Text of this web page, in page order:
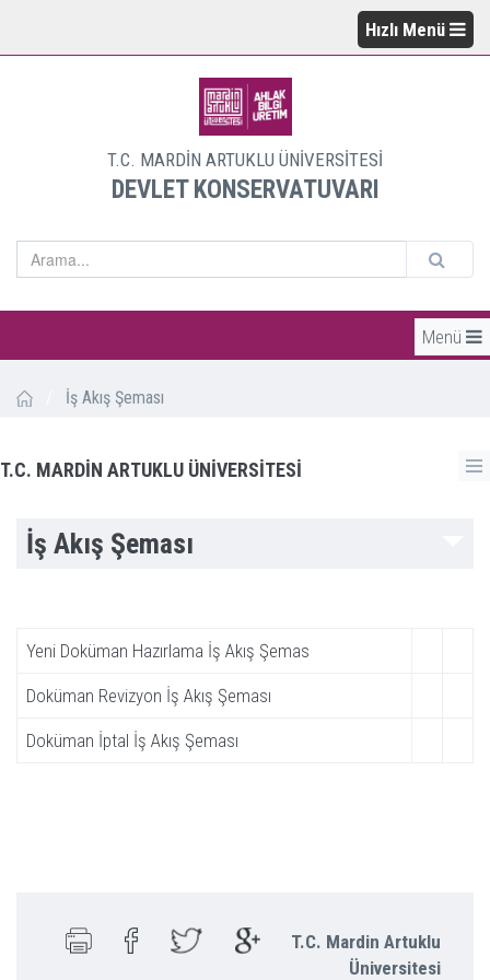
Hızlı Menü
T.C. MARDİN ARTUKLU ÜNİVERSİTESİ
DEVLET KONSERVATUVARI
Menü
İş Akış Şeması
T.C. MARDİN ARTUKLU ÜNİVERSİTESİ
İş Akış Şeması
Yeni Doküman Hazırlama İş Akış Şemas
Doküman Revizyon İş Akış Şeması
Doküman İptal İş Akış Şeması
T.C. Mardin Artuklu
Üniversitesi